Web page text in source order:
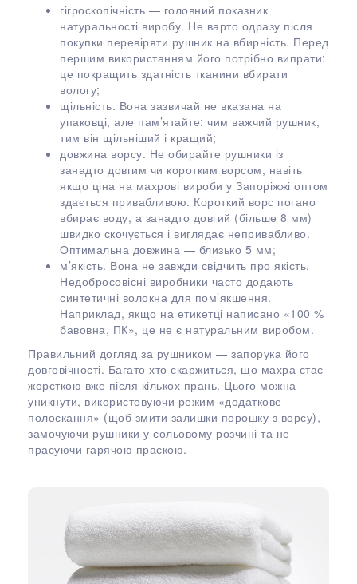
гігроскопічність — головний показник
натуральності виробу. Не варто одразу після
покупки перевіряти рушник на вбирність. Перед
першим використанням його потрібно випрати:
це покращить здатність тканини вбирати
вологу;
щільність. Вона зазвичай не вказана на
упаковці, але пам’ятайте: чим важчий рушник,
тим він щільніший і кращий;
довжина ворсу. Не обирайте рушники із
занадто довгим чи коротким ворсом, навіть
якщо ціна на махрові вироби у Запоріжжі оптом
здається привабливою. Короткий ворс погано
вбирає воду, а занадто довгий (більше 8 мм)
швидко скочується і виглядає непривабливо.
Оптимальна довжина — близько 5 мм;
м’якість. Вона не завжди свідчить про якість.
Недобросовісні виробники часто додають
синтетичні волокна для пом’якшення.
Наприклад, якщо на етикетці написано «100 %
бавовна, ПК», це не є натуральним виробом.
Правильний догляд за рушником — запорука його
довговічності. Багато хто скаржиться, що махра стає
жорсткою вже після кількох прань. Цього можна
уникнути, використовуючи режим «додаткове
полоскання» (щоб змити залишки порошку з ворсу),
замочуючи рушники у сольовому розчині та не
прасуючи гарячою праскою.